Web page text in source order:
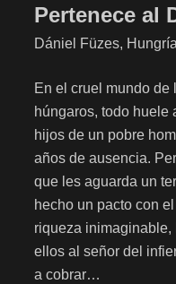
Pertenece al
Dániel Füzes,
En el cruel mundo
húngaros, todo huele
hijos de un pobre
años de ausencia.
que les aguarda un
hecho un pacto con
riqueza
ellos al señor del
a cobrar…